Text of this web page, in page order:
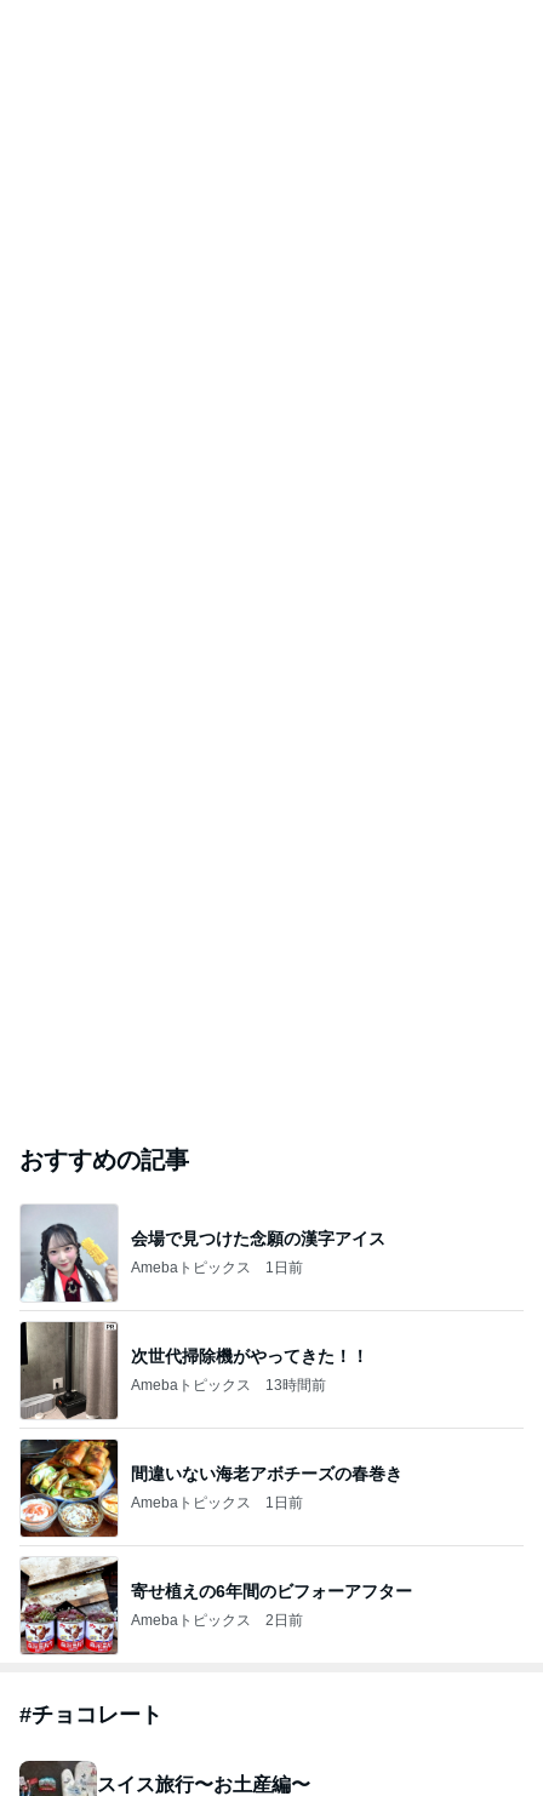
おすすめの記事
会場で見つけた念願の漢字アイス
Amebaトピックス 1日前
次世代掃除機がやってきた！！
Amebaトピックス 13時間前
間違いない海老アボチーズの春巻き
Amebaトピックス 1日前
寄せ植えの6年間のビフォーアフター
Amebaトピックス 2日前
#チョコレート
スイス旅行〜お土産編〜